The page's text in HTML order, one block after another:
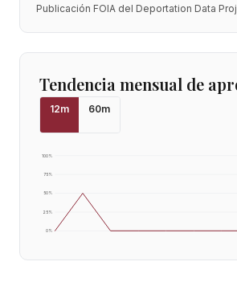
Publicación FOIA del Deportation Data
Tendencia mensual de
12m 60m
0%
25%
50%
75%
100%